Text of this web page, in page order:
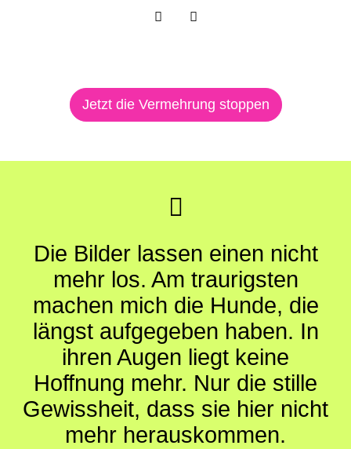
Jetzt die Vermehrung stoppen
Die Bilder lassen einen nicht
mehr los. Am traurigsten
machen mich die Hunde, die
längst aufgegeben haben. In
ihren Augen liegt keine
Hoffnung mehr. Nur die stille
Gewissheit, dass sie hier nicht
mehr herauskommen.